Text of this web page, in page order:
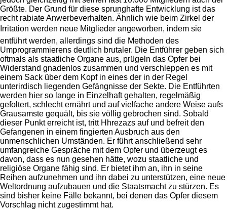
Größte. Der Grund für diese sprunghafte Entwicklung ist das
recht rabiate Anwerbeverhalten. Ähnlich wie beim Zirkel der
Irritation werden neue Mitglieder angeworben, indem sie
entführt werden, allerdings sind die Methoden des
Umprogrammierens deutlich brutaler. Die Entführer geben sich
oftmals als staatliche Organe aus, prügeln das Opfer bei
Widerstand gnadenlos zusammen und verschleppen es mit
einem Sack über dem Kopf in eines der in der Regel
unterirdisch liegenden Gefängnisse der Sekte. Die Entführten
werden hier so lange in Einzelhaft gehalten, regelmäßig
gefoltert, schlecht ernährt und auf vielfache andere Weise aufs
Grausamste gequält, bis sie völlig gebrochen sind. Sobald
dieser Punkt erreicht ist, tritt Hhrezazs auf und befreit den
Gefangenen in einem fingierten Ausbruch aus den
unmenschlichen Umständen. Er führt anschließend sehr
umfangreiche Gespräche mit dem Opfer und überzeugt es
davon, dass es nun gesehen hätte, wozu staatliche und
religiöse Organe fähig sind. Er bietet ihm an, ihn in seine
Reihen aufzunehmen und ihn dabei zu unterstützen, eine neue
Weltordnung aufzubauen und die Staatsmacht zu stürzen. Es
sind bisher keine Fälle bekannt, bei denen das Opfer diesem
Vorschlag nicht zugestimmt hat.